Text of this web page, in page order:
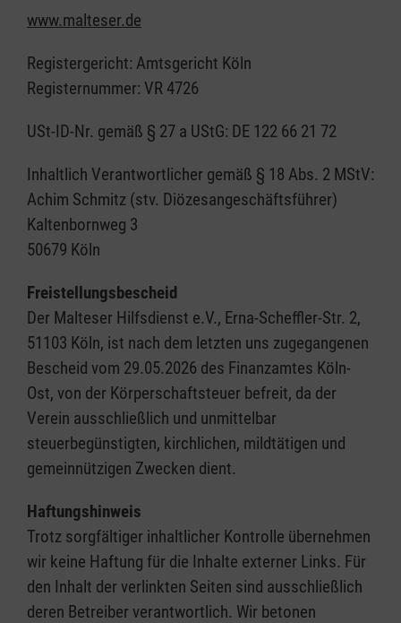
www.malteser.de
Registergericht: Amtsgericht Köln
Registernummer: VR 4726
USt-ID-Nr. gemäß § 27 a UStG: DE 122 66 21 72
Inhaltlich Verantwortlicher gemäß § 18 Abs. 2 MStV:
Achim Schmitz (stv. Diözesangeschäftsführer)
Kaltenbornweg 3
50679 Köln
Freistellungsbescheid
Der Malteser Hilfsdienst e.V., Erna-Scheffler-Str. 2,
51103 Köln, ist nach dem letzten uns zugegangenen
Bescheid vom 29.05.2026 des Finanzamtes Köln-
Ost, von der Körperschaftsteuer befreit, da der
Verein ausschließlich und unmittelbar
steuerbegünstigten, kirchlichen, mildtätigen und
gemeinnützigen Zwecken dient.
Haftungshinweis
Trotz sorgfältiger inhaltlicher Kontrolle übernehmen
wir keine Haftung für die Inhalte externer Links. Für
den Inhalt der verlinkten Seiten sind ausschließlich
deren Betreiber verantwortlich. Wir betonen